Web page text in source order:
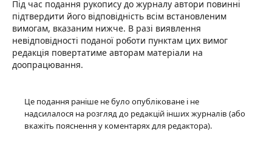
Під час подання рукопису до журналу автори повинні
підтвердити його відповідність всім встановленим
вимогам, вказаним нижче. В разі виявлення
невідповідності поданої роботи пунктам цих вимог
редакція повертатиме авторам матеріали на
доопрацювання.
Це подання раніше не було опубліковане і не
надсилалося на розгляд до редакцій інших журналів (або
вкажіть пояснення у коментарях для редактора).